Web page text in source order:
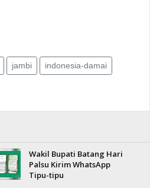
jambi indonesia-damai
Wakil Bupati Batang Hari
Palsu Kirim WhatsApp
Tipu-tipu